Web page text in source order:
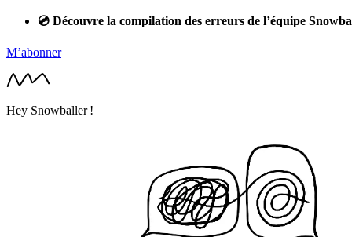
💿 Découvre la compilation des erreurs de l’équipe
M’abonner
Hey Snowballer !